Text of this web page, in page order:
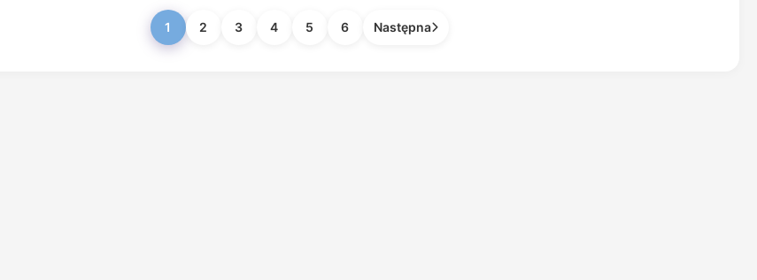
1 2 3 4 5 6 Następna